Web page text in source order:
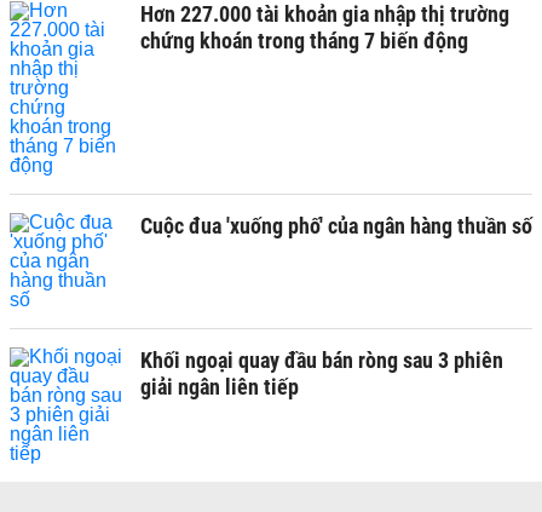
Hơn 227.000 tài khoản gia nhập thị trường
chứng khoán trong tháng 7 biến động
Cuộc đua 'xuống phố' của ngân hàng thuần số
Khối ngoại quay đầu bán ròng sau 3 phiên
giải ngân liên tiếp